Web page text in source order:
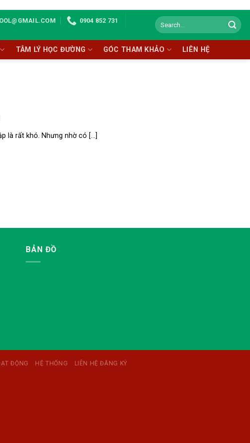
0904 852 731
TÂM LÝ HỌC ĐƯỜNG GÓC THAM KHẢO LIÊN HỆ
là rất khó. Nhưng nhờ có [...]
BẢN ĐỒ
ĐỘNG HỆ THỐNG LIÊN HỆ ĐĂNG KÝ